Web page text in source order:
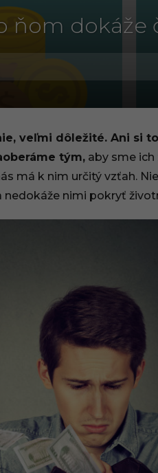
ňom dokáže
veľmi dôležité. Ani si
tým, aby sme ich
má k nim určitý vzťah.
nedokáže nimi pokryť